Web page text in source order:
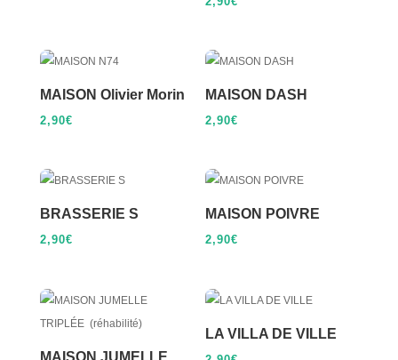
MAISON Olivier Morin
2,90€
MAISON DASH
2,90€
BRASSERIE S
2,90€
MAISON POIVRE
2,90€
MAISON JUMELLE
LA VILLA DE VILLE